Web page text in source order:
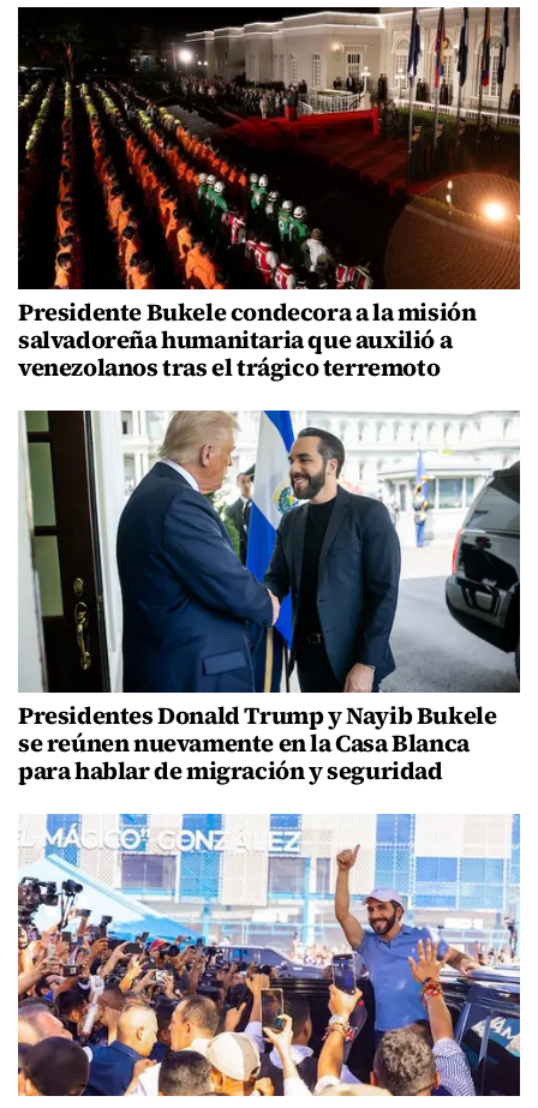
Presidente Bukele condecora a la misión
salvadoreña humanitaria que auxilió a
venezolanos tras el trágico terremoto
Presidentes Donald Trump y Nayib Bukele
se reúnen nuevamente en la Casa Blanca
para hablar de migración y seguridad